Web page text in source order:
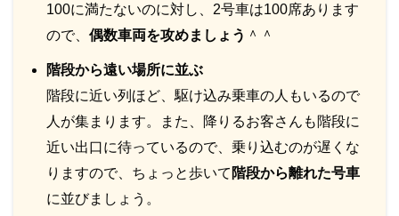
100に満たないのに対し、2号車は100席あります
ので、偶数車両を攻めましょう ＾＾
階段から遠い場所に並ぶ
階段に近い列ほど、駆け込み乗車の人もいるので
人が集まります。また、降りるお客さんも階段に
近い出口に待っているので、乗り込むのが遅くな
りますので、ちょっと歩いて 階段から離れた号車
に並びましょう。